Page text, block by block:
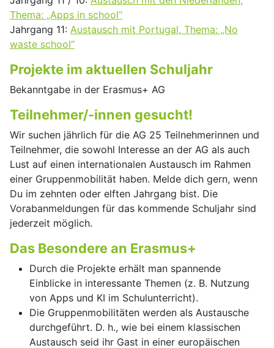
Thema: „Apps in school“
Jahrgang 11: Austausch mit Portugal, Thema: „No
waste school“
Projekte im aktuellen Schuljahr
Bekanntgabe in der Erasmus+ AG
Teilnehmer/-innen gesucht!
Wir suchen jährlich für die AG 25 Teilnehmerinnen und
Teilnehmer, die sowohl Interesse an der AG als auch
Lust auf einen internationalen Austausch im Rahmen
einer Gruppenmobilität haben. Melde dich gern, wenn
Du im zehnten oder elften Jahrgang bist. Die
Vorabanmeldungen für das kommende Schuljahr sind
jederzeit möglich.
Das Besondere an Erasmus+
Durch die Projekte erhält man spannende
Einblicke in interessante Themen (z. B. Nutzung
von Apps und KI im Schulunterricht).
Die Gruppenmobilitäten werden als Austausche
durchgeführt. D. h., wie bei einem klassischen
Austausch seid ihr Gast in einer europäischen